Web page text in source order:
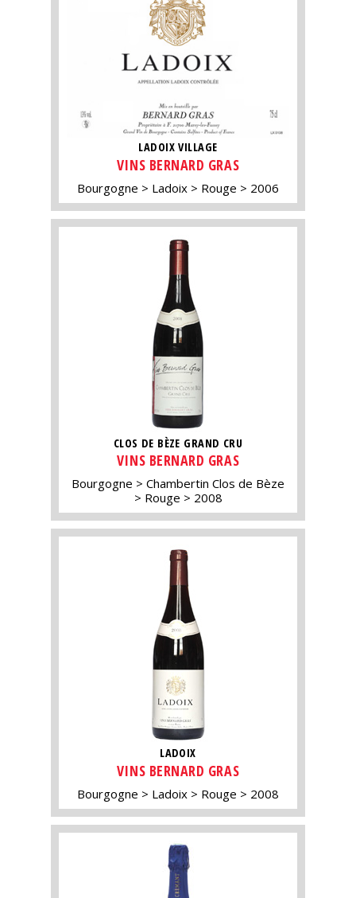
LADOIX VILLAGE
VINS BERNARD GRAS
Bourgogne Ladoix Rouge 2006
CLOS DE BÈZE GRAND CRU
VINS BERNARD GRAS
Bourgogne
Chambertin Clos de Bèze
Rouge
2008
LADOIX
VINS BERNARD GRAS
Bourgogne Ladoix Rouge 2008